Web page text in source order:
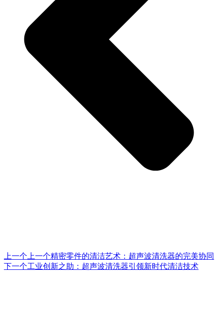
上一个 上一个精密零件的清洁艺术：超声波清洗器的完美协同
下一个工业创新之助：超声波清洗器引领新时代清洁技术